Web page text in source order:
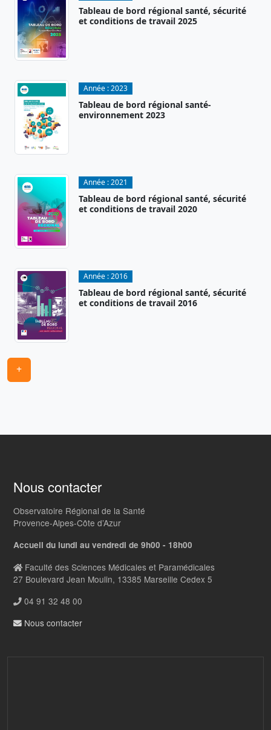
Tableau de bord régional santé, sécurité
et conditions de travail 2025
Année :2023
Tableau de bord régional santé-
environnement 2023
Année :2021
Tableau de bord régional santé, sécurité
et conditions de travail 2020
Année :2016
Tableau de bord régional santé, sécurité
et conditions de travail 2016
+
Nous contacter
Observatoire Régional de la Santé
Provence-Alpes-Côte d’Azur
Accueil du lundi au vendredi de 9h00 - 18h00
Faculté des Sciences Médicales et Paramédicales
27 Boulevard Jean Moulin, 13385 Marseille Cedex 5
04 91 32 48 00
Nous contacter